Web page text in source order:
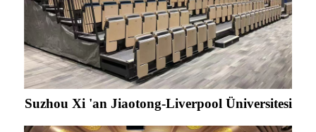
Suzhou Xi 'an Jiaotong-Liverpool Üniversitesi